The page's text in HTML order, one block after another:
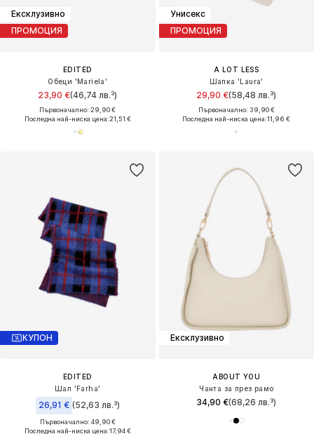
Ексклузивно
ПРОМОЦИЯ
EDITED
Обеци 'Mariela'
23,90 €(46,74 лв.³)
Първоначално: 29,90 €
Последна най-ниска цена:21,51 €
Унисекс
ПРОМОЦИЯ
A LOT LESS
Шапка 'Laura'
29,90 €(58,48 лв.³)
Първоначално: 39,90 €
Последна най-ниска цена:11,96 €
КУПОН
EDITED
Шал 'Farha'
26,91 € (52,63 лв.³)
Първоначално: 49,90 €
Последна най-ниска цена:17,94 €
Ексклузивно
ABOUT YOU
Чанта за през рамо
34,90 €(68,26 лв.³)